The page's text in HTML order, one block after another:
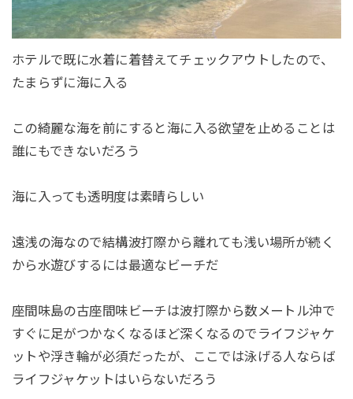
ホテルで既に水着に着替えてチェックアウトしたので、
たまらずに海に入る
この綺麗な海を前にすると海に入る欲望を止めることは
誰にもできないだろう
海に入っても透明度は素晴らしい
遠浅の海なので結構波打際から離れても浅い場所が続く
から水遊びするには最適なビーチだ
座間味島の古座間味ビーチは波打際から数メートル沖で
すぐに足がつかなくなるほど深くなるのでライフジャケ
ットや浮き輪が必須だったが、ここでは泳げる人ならば
ライフジャケットはいらないだろう